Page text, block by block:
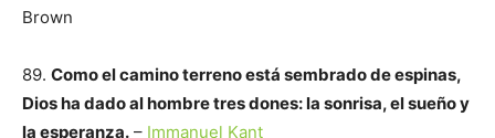
Brown
89. Como el camino terreno está sembrado de espinas,
Dios ha dado al hombre tres dones: la sonrisa, el sueño y
la esperanza. – Immanuel Kant